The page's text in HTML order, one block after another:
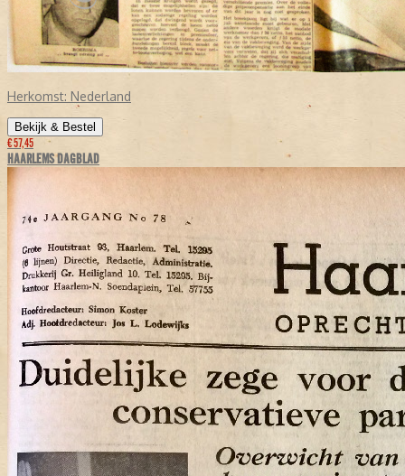
Herkomst: Nederland
Bekijk & Bestel
€ 57,45
HAARLEMS DAGBLAD